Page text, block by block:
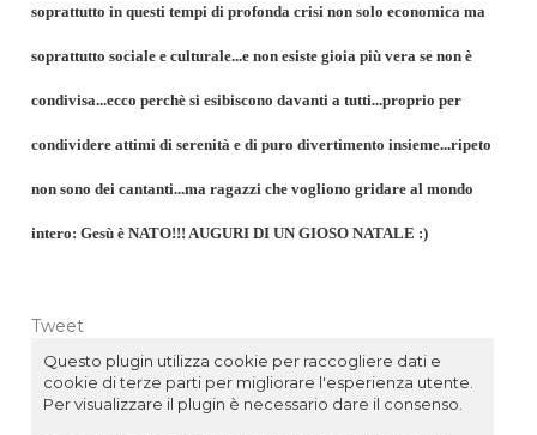
soprattutto in questi tempi di profonda crisi non solo economica ma
soprattutto sociale e culturale...e non esiste gioia più vera se non è
condivisa...ecco perchè si esibiscono davanti a tutti...proprio per
condividere attimi di serenità e di puro divertimento insieme...ripeto
non sono dei cantanti...ma ragazzi che vogliono gridare al mondo
intero: Gesù è NATO!!! AUGURI DI UN GIOSO NATALE :)
Tweet
Questo plugin utilizza cookie per raccogliere dati e
cookie di terze parti per migliorare l'esperienza utente.
Per visualizzare il plugin è necessario dare il consenso.